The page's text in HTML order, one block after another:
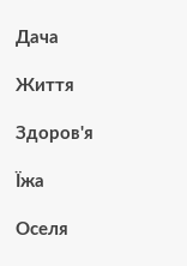
Дача
Життя
Здоров'я
Їжа
Оселя